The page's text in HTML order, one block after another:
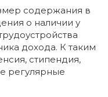
содержания в
о наличии у
дохода. К таким
стипендия,
регулярные